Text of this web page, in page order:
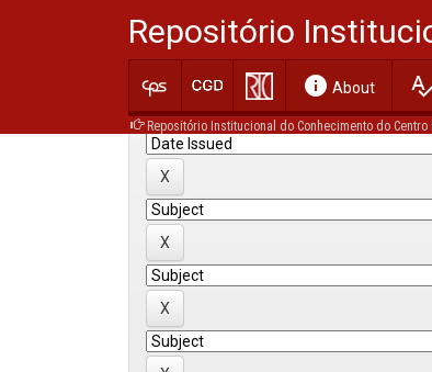
Repositório
info About
Repositório Institucional do Conhecimento do Centro
Current filters: